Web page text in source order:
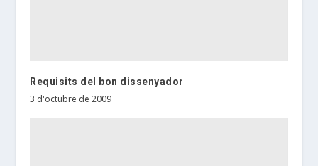
Requisits del bon dissenyador
3 d'octubre de 2009